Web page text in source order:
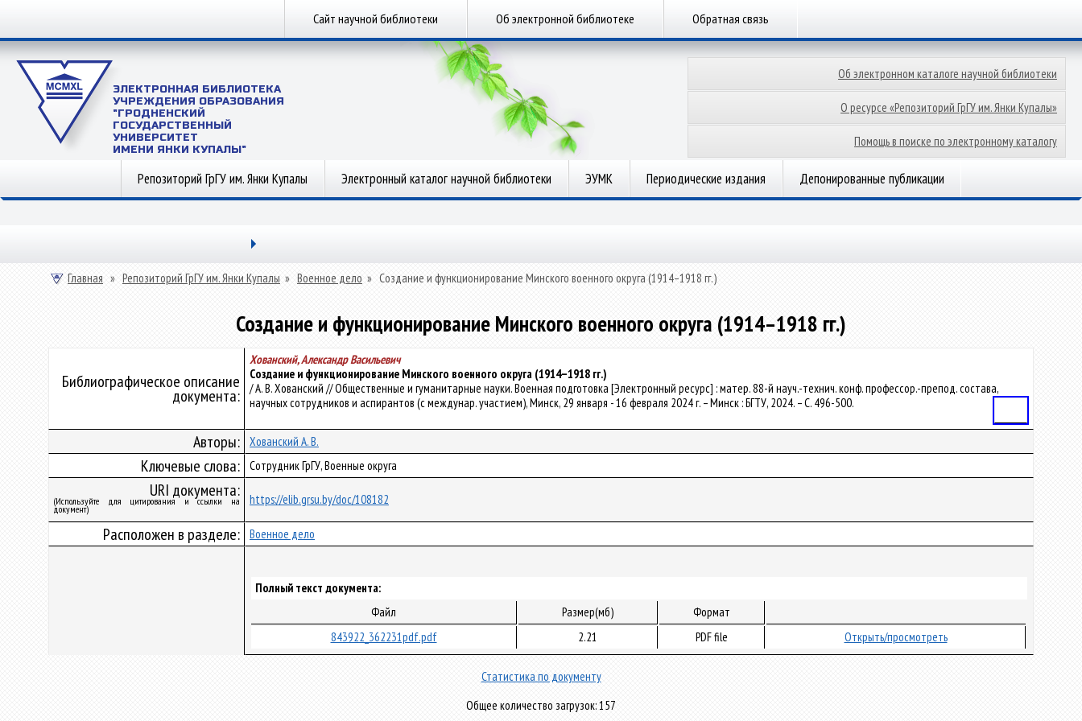
Сайт научной библиотеки Об электронной библиотеке Обратная связь
ЭЛЕКТРОННАЯ БИБЛИОТЕКА
УЧРЕЖДЕНИЯ ОБРАЗОВАНИЯ
"ГРОДНЕНСКИЙ
ГОСУДАРСТВЕННЫЙ
УНИВЕРСИТЕТ
ИМЕНИ ЯНКИ КУПАЛЫ"
Об электронном каталоге научной библиотеки
О ресурсе «Репозиторий ГрГУ им. Янки Купалы»
Помощь в поиске по электронному каталогу
Репозиторий ГрГУ им. Янки Купалы Электронный каталог научной библиотеки ЭУМК Периодические издания Депонированные публикации
Главная » Репозиторий ГрГУ им. Янки Купалы » Военное дело » Создание и функционирование Минского военного округа (1914–1918 гг.)
Создание и функционирование Минского военного округа (1914–1918 гг.)
Библиографическое описание
документа:
Хованский, Александр Васильевич
Создание и функционирование Минского военного округа (1914–1918 гг.)
/ А. В. Хованский // Общественные и гуманитарные науки. Военная подготовка [Электронный ресурс] : матер. 88-й науч.-технич. конф. профессор.-препод. состава,
научных сотрудников и аспирантов (с междунар. участием), Минск, 29 января - 16 февраля 2024 г. – Минск : БГТУ, 2024. – С. 496-500.
Авторы: Хованский А. В.
Ключевые слова: Сотрудник ГрГУ, Военные округа
URI документа:
(Используйте для цитирования и ссылки на
документ)
https://elib.grsu.by/doc/108182
Расположен в разделе: Военное дело
Полный текст документа:
Файл
Размер(мб)
Формат
843922_362231pdf.pdf
2.21 PDF file Открыть/просмотреть
Статистика по документу
Общее количество загрузок: 157